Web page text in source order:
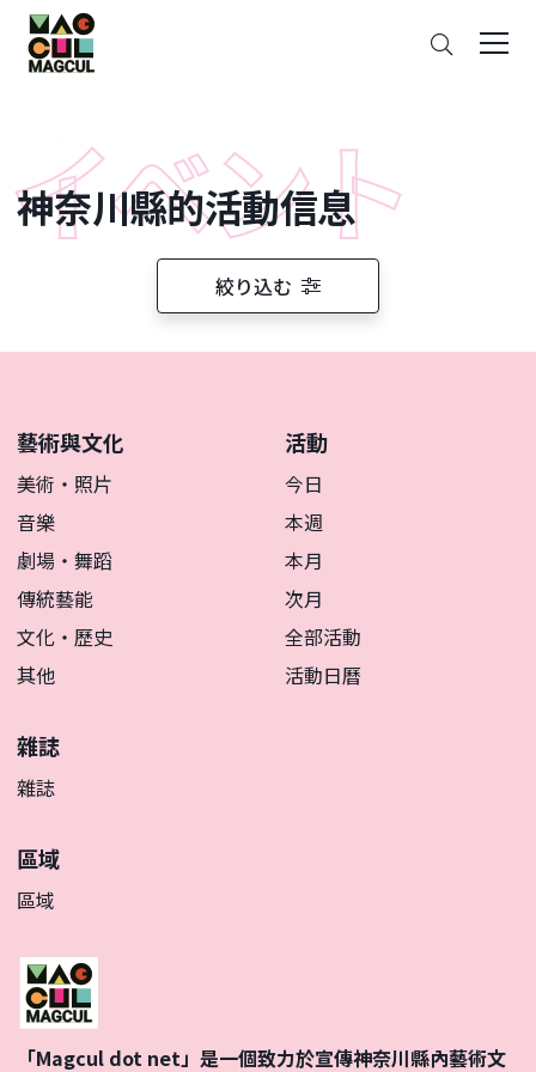
ン
テ
ン
ス
キ
ッ
神奈川縣的活動信息
絞り込む
藝術與文化
美術・照片
音樂
劇場・舞蹈
傳統藝能
文化・歷史
其他
活動
今日
本週
本月
次月
全部活動
活動日曆
雜誌
雜誌
區域
區域
「Magcul dot net」是一個致力於宣傳神奈川縣內藝術文